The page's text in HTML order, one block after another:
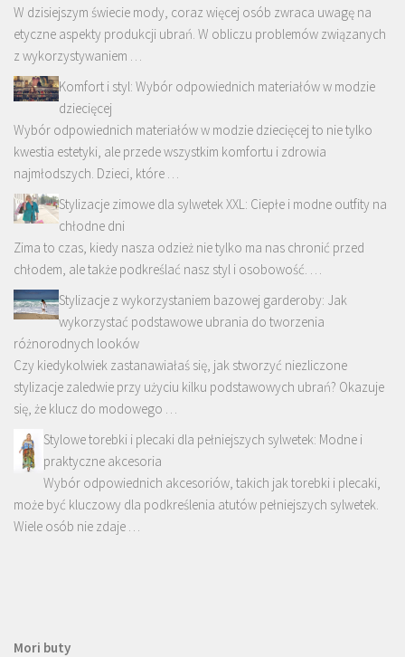
W dzisiejszym świecie mody, coraz więcej osób zwraca uwagę na
etyczne aspekty produkcji ubrań. W obliczu problemów związanych
z wykorzystywaniem …
Komfort i styl: Wybór odpowiednich materiałów w modzie
dziecięcej
Wybór odpowiednich materiałów w modzie dziecięcej to nie tylko
kwestia estetyki, ale przede wszystkim komfortu i zdrowia
najmłodszych. Dzieci, które …
Stylizacje zimowe dla sylwetek XXL: Ciepłe i modne outfity na
chłodne dni
Zima to czas, kiedy nasza odzież nie tylko ma nas chronić przed
chłodem, ale także podkreślać nasz styl i osobowość. …
Stylizacje z wykorzystaniem bazowej garderoby: Jak
wykorzystać podstawowe ubrania do tworzenia
różnorodnych looków
Czy kiedykolwiek zastanawiałaś się, jak stworzyć niezliczone
stylizacje zaledwie przy użyciu kilku podstawowych ubrań? Okazuje
się, że klucz do modowego …
Stylowe torebki i plecaki dla pełniejszych sylwetek: Modne i
praktyczne akcesoria
Wybór odpowiednich akcesoriów, takich jak torebki i plecaki,
może być kluczowy dla podkreślenia atutów pełniejszych sylwetek.
Wiele osób nie zdaje …
Mori buty